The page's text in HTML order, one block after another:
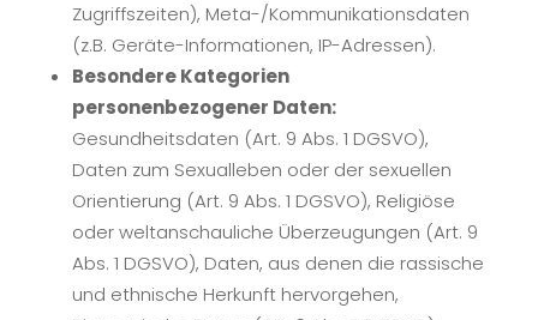
Zugriffszeiten), Meta-/Kommunikationsdaten
(z.B. Geräte-Informationen, IP-Adressen).
Besondere Kategorien
personenbezogener Daten:
Gesundheitsdaten (Art. 9 Abs. 1 DGSVO),
Daten zum Sexualleben oder der sexuellen
Orientierung (Art. 9 Abs. 1 DGSVO), Religiöse
oder weltanschauliche Überzeugungen (Art. 9
Abs. 1 DGSVO), Daten, aus denen die rassische
und ethnische Herkunft hervorgehen,